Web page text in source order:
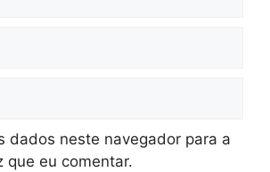
dados neste navegador para a
que eu comentar.